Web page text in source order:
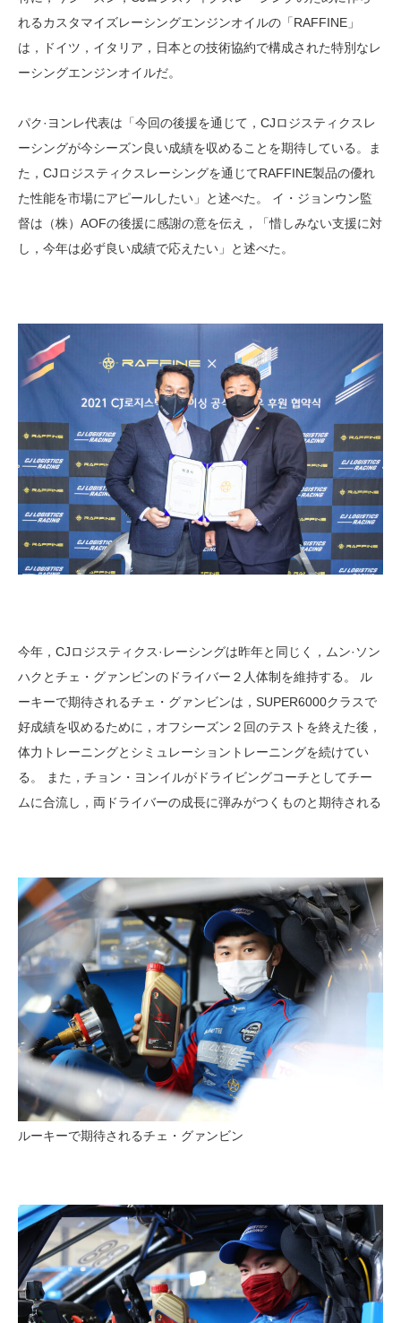
れるカスタマイズレーシングエンジンオイルの「RAFFINE」
は，ドイツ，イタリア，日本との技術協約で構成された特別なレ
ーシングエンジンオイルだ。
パク·ヨンレ代表は「今回の後援を通じて，CJロジスティクスレ
ーシングが今シーズン良い成績を収めることを期待している。ま
た，CJロジスティクスレーシングを通じてRAFFINE製品の優れ
た性能を市場にアピールしたい」と述べた。 イ・ジョンウン監
督は（株）AOFの後援に感謝の意を伝え，「惜しみない支援に対
し，今年は必ず良い成績で応えたい」と述べた。
今年，CJロジスティクス·レーシングは昨年と同じく，ムン·ソン
ハクとチェ・グァンビンのドライバー２人体制を維持する。 ル
ーキーで期待されるチェ・グァンビンは，SUPER6000クラスで
好成績を収めるために，オフシーズン２回のテストを終えた後，
体力トレーニングとシミュレーショントレーニングを続けてい
る。 また，チョン・ヨンイルがドライビングコーチとしてチー
ムに合流し，両ドライバーの成長に弾みがつくものと期待される
ルーキーで期待されるチェ・グァンビン